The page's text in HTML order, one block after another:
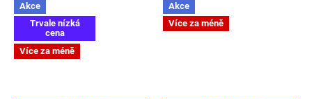
Akce
Trvale nízká
cena
Více za méně
Akce
Více za méně